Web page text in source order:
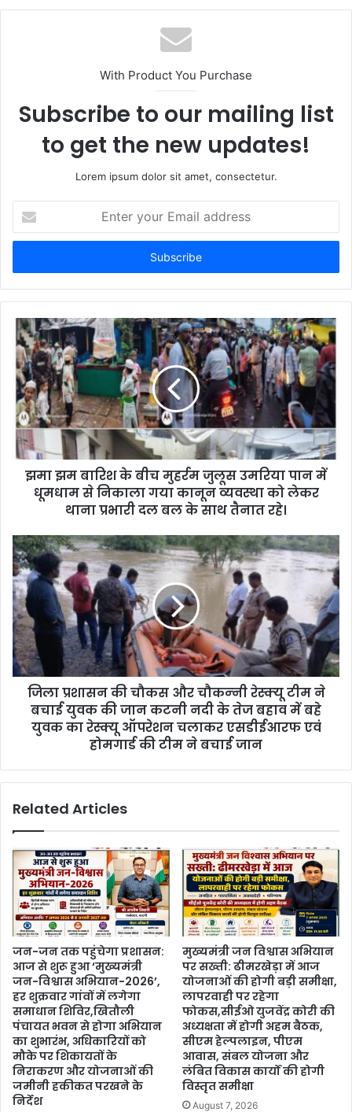
b
s
i
e
With Product You Purchase
Subscribe to our mailing list
to get the new updates!
Lorem ipsum dolor sit amet, consectetur.
t
r
y
u
r
E
m
a
a
d
s
झमा झम बारिश के बीच मुहर्रम जुलूस उमरिया पान में
धूमधाम से निकाला गया कानून व्यवस्था को लेकर
थाना प्रभारी दल बल के साथ तैनात रहे।
जिला प्रशासन की चौकस और चौकन्‍नी रेस्‍क्‍यू टीम ने
बचाई युवक की जान कटनी नदी के तेज बहाव में बहे
युवक का रेस्‍क्यू ऑपरेशन चलाकर एसडीईआरफ एवं
होमगार्ड की टीम ने बचाई जान
Related Articles
जन-जन तक पहुंचेगा प्रशासन:
आज से शुरू हुआ ‘मुख्यमंत्री
जन-विश्वास अभियान-2026’,
हर शुक्रवार गांवों में लगेगा
समाधान शिविर,खितौली
पंचायत भवन से होगा अभियान
का शुभारंभ, अधिकारियों को
मौके पर शिकायतों के
निराकरण और योजनाओं की
जमीनी हकीकत परखने के
निर्देश
मुख्यमंत्री जन विश्वास अभियान
पर सख्ती: ढीमरखेड़ा में आज
योजनाओं की होगी बड़ी समीक्षा,
लापरवाही पर रहेगा
फोकस,सीईओ युजवेंद्र कोरी की
अध्यक्षता में होगी अहम बैठक,
सीएम हेल्पलाइन, पीएम
आवास, संबल योजना और
लंबित विकास कार्यों की होगी
विस्तृत समीक्षा
August 7, 2026